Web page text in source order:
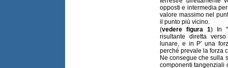
opposti e intermedia
valore massimo nel
il punto più vicino.
(vedere figura 1) In
risultante diretta
lunare, e in P' una
perché prevale la forza
Ne consegue che sulla
componenti tangenziali